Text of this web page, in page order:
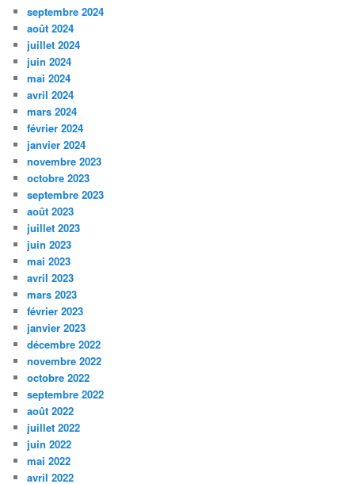
septembre 2024
août 2024
juillet 2024
juin 2024
mai 2024
avril 2024
mars 2024
février 2024
janvier 2024
novembre 2023
octobre 2023
septembre 2023
août 2023
juillet 2023
juin 2023
mai 2023
avril 2023
mars 2023
février 2023
janvier 2023
décembre 2022
novembre 2022
octobre 2022
septembre 2022
août 2022
juillet 2022
juin 2022
mai 2022
avril 2022